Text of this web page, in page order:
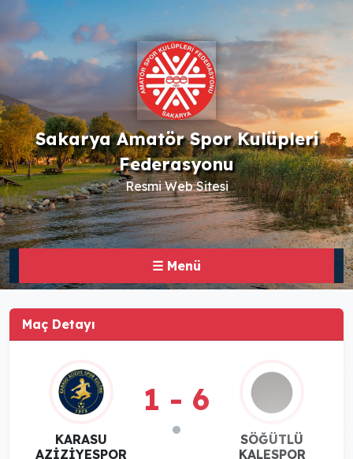
Sakarya Amatör Spor Kulüpleri
Federasyonu
Resmi Web Sitesi
☰ Menü
Maç Detayı
KARASU
AZİZİYESPOR
1 - 6
SÖĞÜTLÜ
KALESPOR